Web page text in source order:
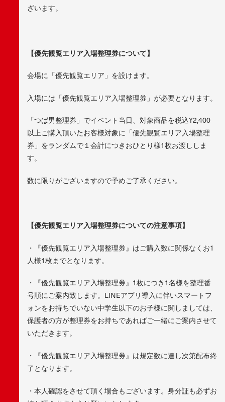
ざいます。
【優先観覧エリア入場整理券について】
会場に「優先観覧エリア」を設けます。
入場には「優先観覧エリア入場整理券」が必要となります。
「つば男整理券」でイベント当日、対象商品を税込¥2,400
以上ご購入頂いたお客様対象に「優先観覧エリア入場整理
券」をランダムで１会計につきおひとり様1枚お渡ししま
す。
数に限りがございますので予めご了承ください。
【優先観覧エリア入場整理券についての注意事項】
・『優先観覧エリア入場整理券』はご購入数に関係なくお1
人様1枚までとなります。
・『優先観覧エリア入場整理券』1枚につき1名様を整理番
号順にご案内致します。LINEアプリ導入に伴いスマートフ
ォンをお持ちでいない中学生以下のお子様に関しましては、
保護者の方が整理券をお持ちであればご一緒にご案内させて
いただきます。
・『優先観覧エリア入場整理券』は規定数に達し次第配布終
了となります。
・本人確認をさせて頂く場合もございます。身分証も必ずお